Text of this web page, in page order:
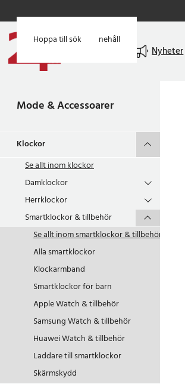
Hoppa till huvudinnehåll
Hoppa till sök
Nyheter
Mode & Accessoarer
Klockor
Se allt inomklockor
Damklockor
Herrklockor
Smartklockor & tillbehör
Se allt inomsmartklockor & tillbehör
Alla smartklockor
Klockarmband
Smartklockor för barn
Apple Watch & tillbehör
Samsung Watch & tillbehör
Huawei Watch & tillbehör
Laddare till smartklockor
Skärmskydd